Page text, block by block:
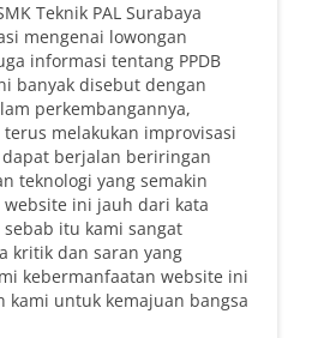
Teknik PAL Surabaya
mengenai lowongan
informasi tentang PPDB
banyak disebut dengan
perkembangannya,
melakukan improvisasi
berjalan beriringan
teknologi yang semakin
ini jauh dari kata
itu kami sangat
kritik dan saran yang
kebermanfaatan website ini
kami untuk kemajuan bangsa